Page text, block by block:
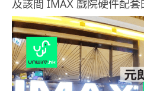
及該間 IMAX 戲院硬件配套